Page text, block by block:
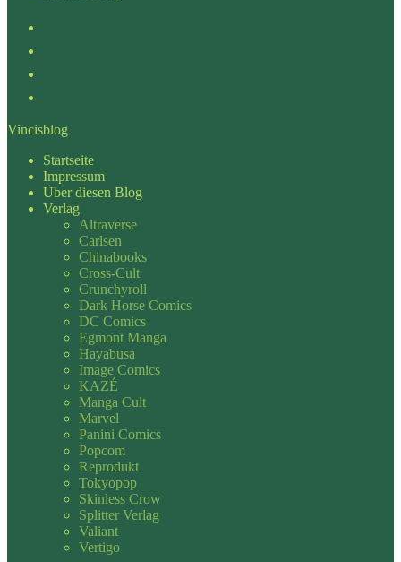
Vincisblog
Startseite
Impressum
Über diesen Blog
Verlag
Altraverse
Carlsen
Chinabooks
Cross-Cult
Crunchyroll
Dark Horse Comics
DC Comics
Egmont Manga
Hayabusa
Image Comics
KAZÉ
Manga Cult
Marvel
Panini Comics
Popcom
Reprodukt
Tokyopop
Skinless Crow
Splitter Verlag
Valiant
Vertigo